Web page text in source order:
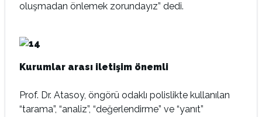
oluşmadan önlemek zorundayız” dedi.
Kurumlar arası iletişim önemli
Prof. Dr. Atasoy, öngörü odaklı polislikte kullanılan
“tarama”, “analiz”, “değerlendirme” ve “yanıt”